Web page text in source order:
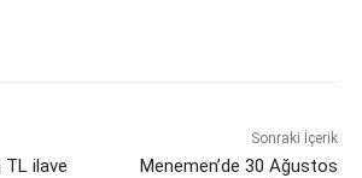
TL ilave
Sonraki İçerik
Menemen’de 30 Ağustos